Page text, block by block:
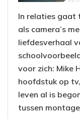
In relaties gaat
als camera’s
liefdesverhaal
voor zich: Mike
hoofdstuk op
leven al is
tussen